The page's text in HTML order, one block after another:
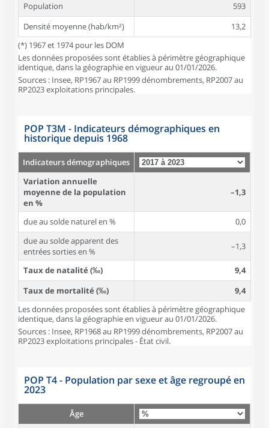
Population
593
Densité moyenne (hab/km²)
13,2
(*) 1967 et 1974 pour les DOM
Les données proposées sont établies à périmètre géographique
identique, dans la géographie en vigueur au 01/01/2026.
Sources : Insee, RP1967 au RP1999 dénombrements, RP2007 au
RP2023 exploitations principales.
POP T3M - Indicateurs démographiques en
historique depuis 1968
Indicateurs démographiques
Variation annuelle
moyenne de la population
en %
–1,3
due au solde naturel en %
0,0
due au solde apparent des
entrées sorties en %
–1,3
Taux de natalité (‰)
9,4
Taux de mortalité (‰)
9,4
Les données proposées sont établies à périmètre géographique
identique, dans la géographie en vigueur au 01/01/2026.
Sources : Insee, RP1968 au RP1999 dénombrements, RP2007 au
RP2023 exploitations principales - État civil.
POP T4 - Population par sexe et âge regroupé en
2023
Âge